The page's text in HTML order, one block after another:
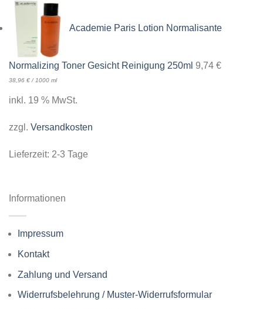
Academie Paris Lotion Normalisante
Normalizing Toner Gesicht Reinigung 250ml 9,74 €
38,96 € / 1000 ml
inkl. 19 % MwSt.
zzgl. Versandkosten
Lieferzeit: 2-3 Tage
Informationen
Impressum
Kontakt
Zahlung und Versand
Widerrufsbelehrung / Muster-Widerrufsformular